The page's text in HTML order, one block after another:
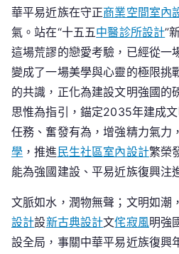
華平易近族在守正商業空間室內
氣。站在“十五五中醫診所設計”
這場荒謬的戀愛考驗，已經從一
變成了一場美學與心靈的極限挑
的共識，正化為建設文明強國的
思惟為指引，錨定2035年建成
任務、奮發有為，增強精力氣力
學 ，推進 民生社區室內設計繁榮
能為強國建設、平易近族復興注
文脈如水，潤物無聲；文明如潮
設計設新古典設計文侘寂風明強
設全局，事關中華平易近族復興